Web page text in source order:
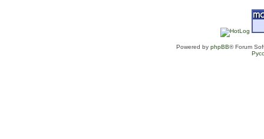
Powered by phpBB® Forum